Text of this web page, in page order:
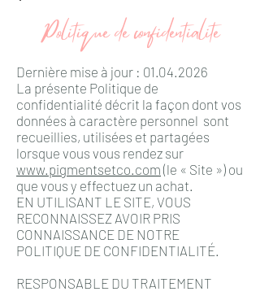
Politique de confidentialité
​Dernière mise à jour : 01.04.2026
La présente Politique de
confidentialité décrit la façon dont vos
données à caractère personnel sont
recueillies, utilisées et partagées
lorsque vous vous rendez sur
www.pigmentsetco.com (le « Site ») ou
que vous y effectuez un achat.
EN UTILISANT LE SITE, VOUS
RECONNAISSEZ AVOIR PRIS
CONNAISSANCE DE NOTRE
POLITIQUE DE CONFIDENTIALITÉ.
RESPONSABLE DU TRAITEMENT